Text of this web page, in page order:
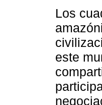
Los
este